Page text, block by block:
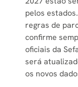
pelos
regras de
confirme
oficiais da
será
os novos